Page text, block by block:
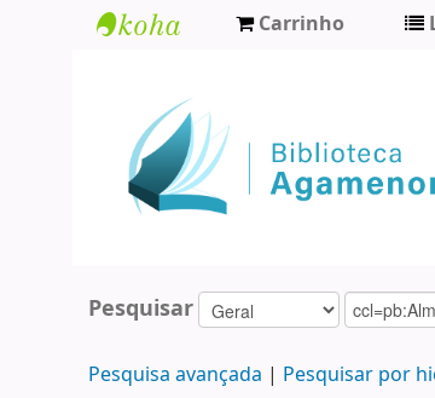
Agamenon
Magalhães
Carrinho
Pesquisar
Pesquisa avançada Pesquisar por